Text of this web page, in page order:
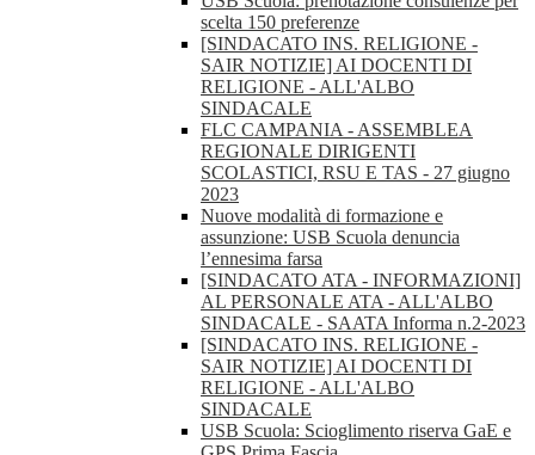
scelta 150 preferenze
[SINDACATO INS. RELIGIONE -
SAIR NOTIZIE] AI DOCENTI DI
RELIGIONE - ALL'ALBO
SINDACALE
FLC CAMPANIA - ASSEMBLEA
REGIONALE DIRIGENTI
SCOLASTICI, RSU E TAS - 27 giugno
2023
Nuove modalità di formazione e
assunzione: USB Scuola denuncia
l’ennesima farsa
[SINDACATO ATA - INFORMAZIONI]
AL PERSONALE ATA - ALL'ALBO
SINDACALE - SAATA Informa n.2-2023
[SINDACATO INS. RELIGIONE -
SAIR NOTIZIE] AI DOCENTI DI
RELIGIONE - ALL'ALBO
SINDACALE
USB Scuola: Scioglimento riserva GaE e